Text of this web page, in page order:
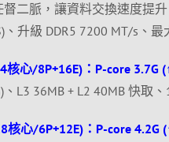
二脈，讓資料交換速度提
、升級 DDR5 7200 MT/s、最
心/8P+16E)：P-core 3.7G
、L3 36MB + L2 40MB 快取、
心/6P+12E)：P-core 4.2G